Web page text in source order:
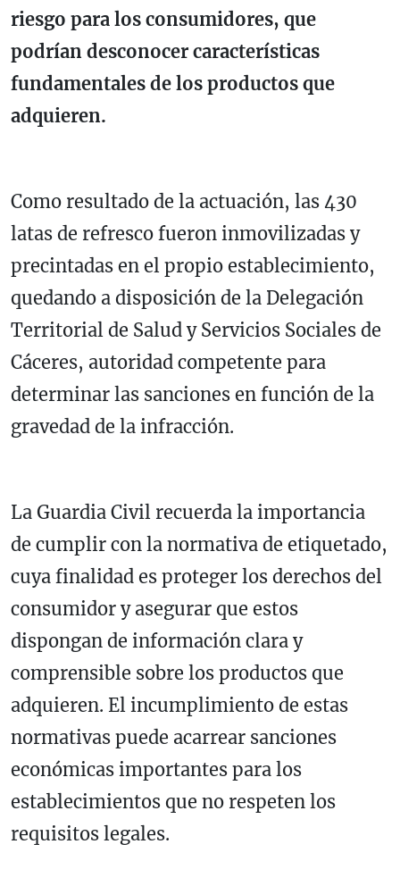
riesgo para los consumidores, que
podrían desconocer características
fundamentales de los productos que
adquieren.
Como resultado de la actuación, las 430
latas de refresco fueron inmovilizadas y
precintadas en el propio establecimiento,
quedando a disposición de la Delegación
Territorial de Salud y Servicios Sociales de
Cáceres, autoridad competente para
determinar las sanciones en función de la
gravedad de la infracción.
La Guardia Civil recuerda la importancia
de cumplir con la normativa de etiquetado,
cuya finalidad es proteger los derechos del
consumidor y asegurar que estos
dispongan de información clara y
comprensible sobre los productos que
adquieren. El incumplimiento de estas
normativas puede acarrear sanciones
económicas importantes para los
establecimientos que no respeten los
requisitos legales.